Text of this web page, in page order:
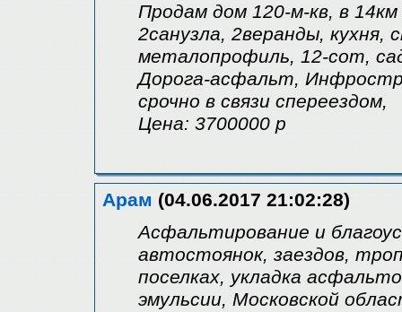
Продам дом 120-м-кв, в
2санузла, 2веранды,
металопрофиль, 12-сот,
Дорога-асфальт,
срочно в связи спереездом,
Цена: 3700000 р
Арам (04.06.2017 21:02:28)
Асфальтирование и
автостоянок, заездов,
поселках, укладка
эмульсии, Московской